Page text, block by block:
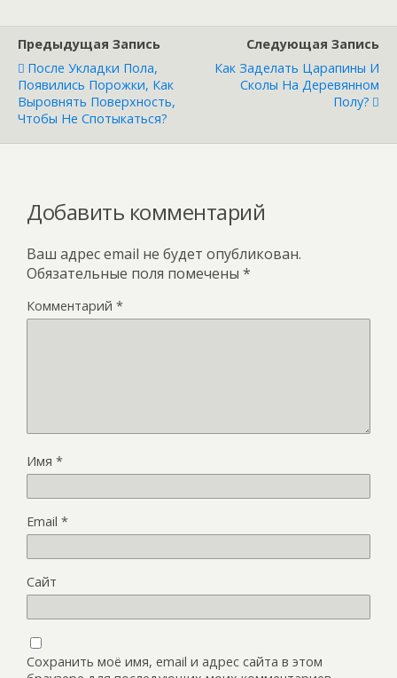
Предыдущая Запись
После Укладки Пола,
Появились Порожки, Как
Выровнять Поверхность,
Чтобы Не Спотыкаться?
Следующая Запись
Как Заделать Царапины И
Сколы На Деревянном
Полу?
Добавить комментарий
Ваш адрес email не будет опубликован.
Обязательные поля помечены *
Комментарий *
Имя *
Email *
Сайт
Сохранить моё имя, email и адрес сайта в этом